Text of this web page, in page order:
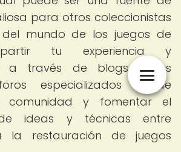
para otros coleccionistas
mundo de los juegos de
tu experiencia y
a través de blogs, redes
especializados puede
comunidad y fomentar el
ideas y técnicas entre
la restauración de juegos